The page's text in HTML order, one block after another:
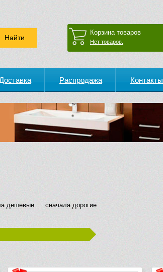
Корзина товаров
Нет товаров.
Распродажа Контакты
дешевые сначала дорогие